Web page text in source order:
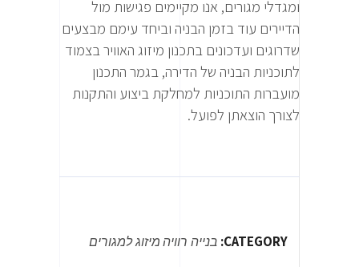
ומגדלי מגורים, אנו מקיימים פגישות מול
הדיירים עוד בזמן הבניה וביחד עימם מבצעים
שדרוגים ועדכונים בתכנון מיזוג האוויר בצמוד
לתוכניות הבניה של הדירה, בגמר התכנון
מועברות התוכניות למחלקת ביצוע והתקנות
לצורך הוצאתן לפועל.
CATEGORY: בנייה רוויה מיזוג למגורים